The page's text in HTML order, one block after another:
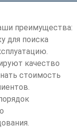
преимущества:
для поиска
качество
стоимость